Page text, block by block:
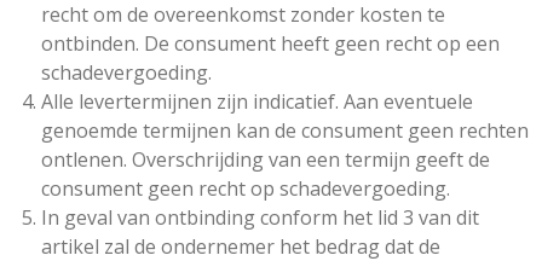
recht om de overeenkomst zonder kosten te
ontbinden. De consument heeft geen recht op een
schadevergoeding.
Alle levertermijnen zijn indicatief. Aan eventuele
genoemde termijnen kan de consument geen rechten
ontlenen. Overschrijding van een termijn geeft de
consument geen recht op schadevergoeding.
In geval van ontbinding conform het lid 3 van dit
artikel zal de ondernemer het bedrag dat de